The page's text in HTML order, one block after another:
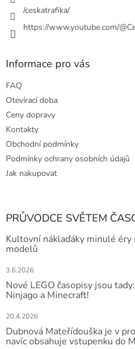
/ceskatrafika/
https://www.youtube.com/
Informace pro vás
FAQ
Otevírací doba
Ceny dopravy
Kontakty
Obchodní podmínky
Podmínky ochrany osobních údajů
Jak nakupovat
PRŮVODCE SVĚTEM
Kultovní náklaďáky minulé
modelů
3.6.2026
Nové LEGO časopisy jsou
Ninjago a Minecraft!
20.4.2026
Dubnová Mateřídouška je v
navíc obsahuje vstupenku do